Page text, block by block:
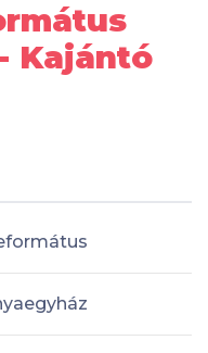
Kajántó